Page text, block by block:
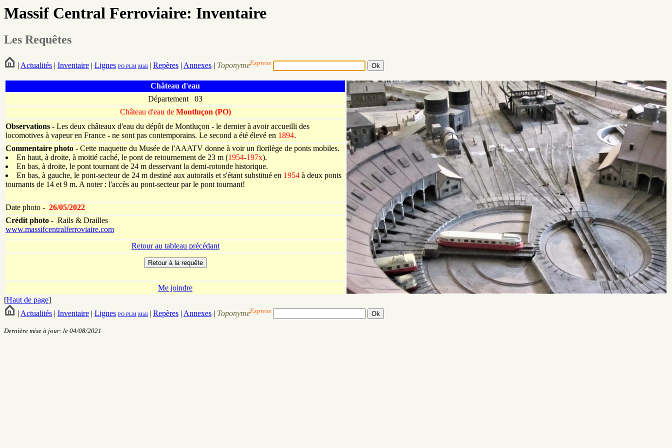
Massif Central Ferroviaire: Inventaire
Les Requêtes
| Actualités | Inventaire | Lignes PO PLM Midi | Repères | Annexes | ToponymeExpress
Château d'eau
Département 03
Château d'eau deMontluçon (PO)
Observations - Les deux châteaux d'eau du dépôt de Montluçon - le dernier à avoir accueilli des
locomotives à vapeur en France - ne sont pas contemporains. Le second a été élevé en 1894.
Commentaire photo - Cette maquette du Musée de l'AAATV donne à voir un florilège de ponts mobiles.
En haut, à droite, à moitié caché, le pont de retournement de 23 m (1954-197x).
En bas, à droite, le pont tournant de 24 m desservant la demi-rotonde historique.
En bas, à gauche, le pont-secteur de 24 m destiné aux autorails et s'étant substitué en 1954 à deux ponts
tournants de 14 et 9 m. A noter : l'accès au pont-secteur par le pont tournant!
Date photo - 26/05/2022
Crédit photo - Rails & Drailles
www.massifcentralferroviaire.com
Retour au tableau précédant
Me joindre
[Haut de page]
| Actualités | Inventaire | Lignes PO PLM Midi | Repères | Annexes | ToponymeExpress
Dernière mise à jour: le 04/08/2021